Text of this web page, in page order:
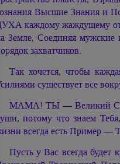
Высшие Знания и
каждому жаждущему от
Земле, Соединяя
захватчиков.
Так хочется, чтобы
существует всё
МАМА! ТЫ — Великий
потому что знаем
всегда есть Пример —
Пусть у Вас всегда будет